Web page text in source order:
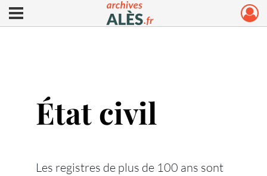
Archives municipales d'Alès
Ouvrir le menu déroulant
État civil
Les registres de plus de 100 ans sont